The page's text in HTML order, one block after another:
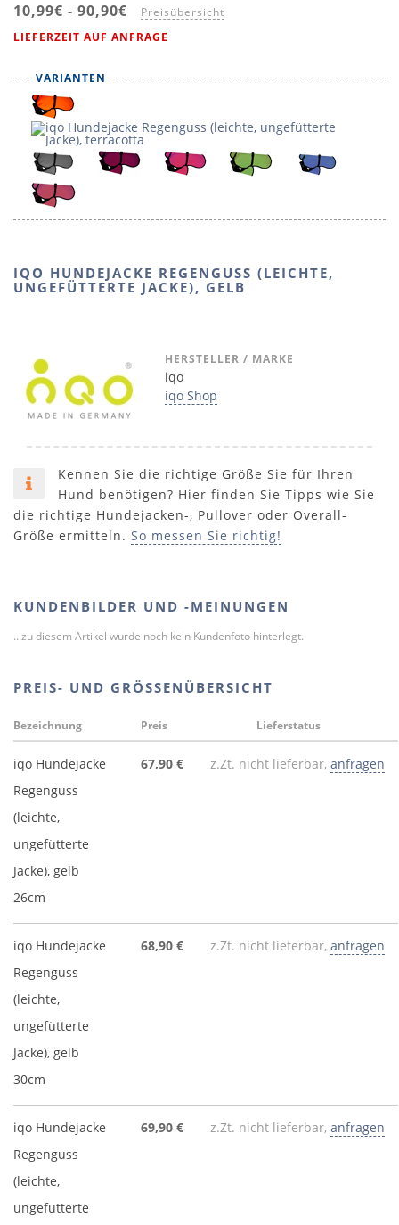
10,99€ - 90,90€ Preisübersicht
LIEFERZEIT AUF ANFRAGE
VARIANTEN
IQO HUNDEJACKE REGENGUSS (LEICHTE,
UNGEFÜTTERTE JACKE), GELB
HERSTELLER / MARKE
iqo
iqo Shop
Kennen Sie die richtige Größe Sie für Ihren
Hund benötigen? Hier finden Sie Tipps wie Sie
die richtige Hundejacken-, Pullover oder Overall-
Größe ermitteln. So messen Sie richtig!
KUNDENBILDER UND -MEINUNGEN
...zu diesem Artikel wurde noch kein Kundenfoto hinterlegt.
PREIS- UND GRÖSSENÜBERSICHT
Bezeichnung Preis Lieferstatus
iqo Hundejacke
Regenguss
(leichte,
ungefütterte
Jacke), gelb
26cm
67,90 € z.Zt. nicht lieferbar, anfragen
iqo Hundejacke
Regenguss
(leichte,
ungefütterte
Jacke), gelb
30cm
68,90 € z.Zt. nicht lieferbar, anfragen
iqo Hundejacke
Regenguss
(leichte,
ungefütterte
69,90 € z.Zt. nicht lieferbar, anfragen